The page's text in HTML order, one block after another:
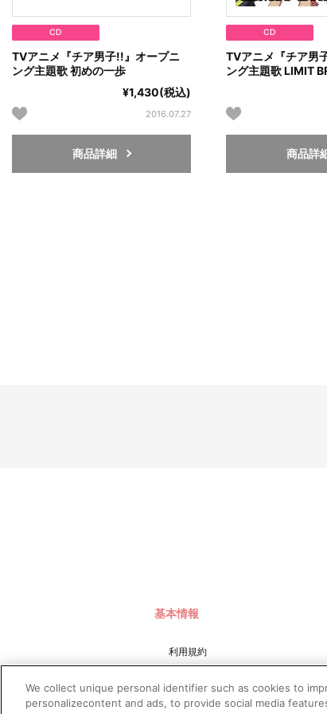
CD
TVアニメ『チア男子!!』オープニ
ング主題歌 初めの一歩
¥1,430(税込)
2016.07.27
商品詳細
CD
TVアニメ『チア男
ング主題歌 LIMIT
商品詳
基本情報
利用規約
プライバシーポリシー
We collect unique personal identifier such as cookies to
personalizecontent and ads, to provide social media